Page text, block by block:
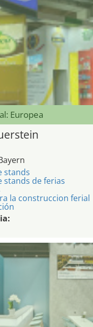
Europea
stands
stands de ferias
la construccion ferial